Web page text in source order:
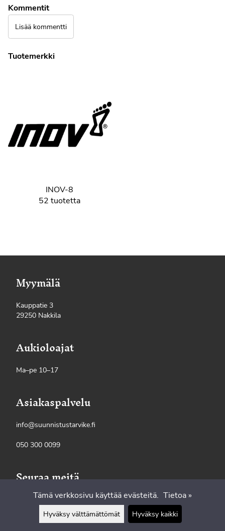
Kommentit
Lisää kommentti
Tuotemerkki
INOV-8
52 tuotetta
Myymälä
Kauppatie 3
29250 Nakkila
Aukioloajat
Ma–pe 10–17
Asiakaspalvelu
info@suunnistustarvike.fi
050 300 0099
Seuraa meitä
Tämä verkkosivu käyttää evästeitä. Tietoa »
Hyväksy välttämättömät Hyväksy kaikki